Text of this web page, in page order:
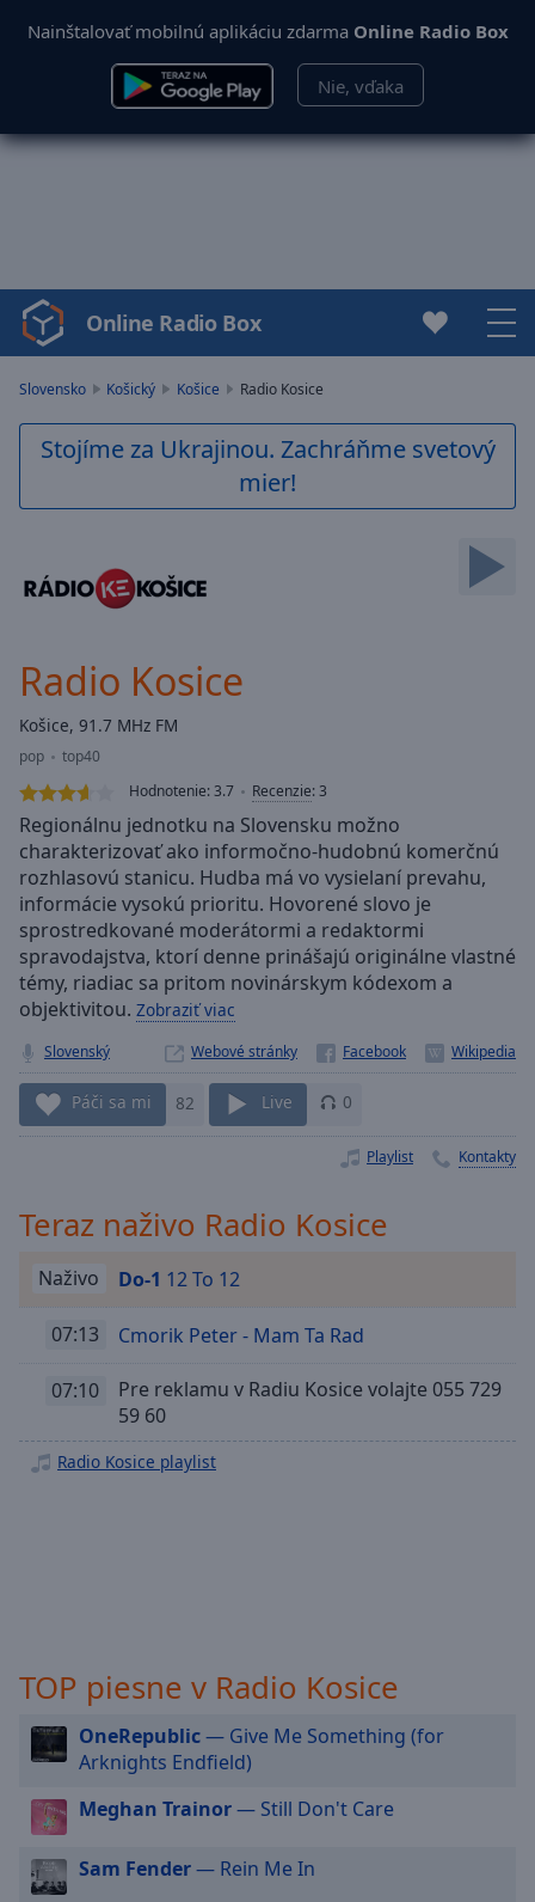
Nainštalovať mobilnú aplikáciu zdarma Online Radio Box
Nie, vďaka
Video
Player
Play
Video
Skip
Forward
Loaded:
0.00%
Stream
Type
LIVE
Seek to
live,
currently
behind
liveLIVE
Remaining
Time -
Playback
Rate
Chapters
Descriptions
descriptions
selected
subtitles
settings,
opens
Audio
Track
Picture-
in-
Fullscreen
This
Online Radio Box
Slovensko Košický Košice Radio Kosice
Stojíme za Ukrajinou. Zachráňme svetový
mier!
Radio Kosice
Košice, 91.7 MHz FM
pop
top40
Hodnotenie:3.7 Recenzie:3
Regionálnu jednotku na Slovensku možno
charakterizovať ako informočno-hudobnú komerčnú
rozhlasovú stanicu. Hudba má vo vysielaní prevahu,
informácie vysokú prioritu. Hovorené slovo je
sprostredkované moderátormi a redaktormi
spravodajstva, ktorí denne prinášajú originálne vlastné
témy, riadiac sa pritom novinárskym kódexom a
objektivitou. Zobraziť viac
Slovenský Webové stránky
Páči sa mi 82 Live 0
Playlist Kontakty
Teraz naživo Radio Kosice
Naživo Do-1 12 To 12
07:13 Cmorik Peter - Mam Ta Rad
07:10
Pre reklamu v Radiu Kosice volajte 055 729
59 60
Radio Kosice playlist
TOP piesne v Radio Kosice
OneRepublic— Give Me Something (for
Arknights Endfield)
Meghan Trainor— Still Don't Care
Sam Fender— Rein Me In